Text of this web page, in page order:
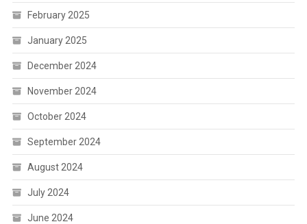
February 2025
January 2025
December 2024
November 2024
October 2024
September 2024
August 2024
July 2024
June 2024